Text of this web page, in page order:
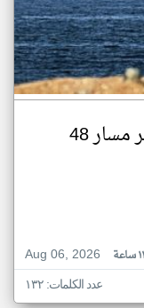
القوات الأمريكية.. تغيير مسار 48
Aug 06, 2026
عدد الكلمات: ١٣٢